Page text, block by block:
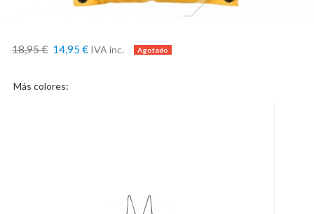
18,95 € 14,95 € IVA inc.
Más colores: